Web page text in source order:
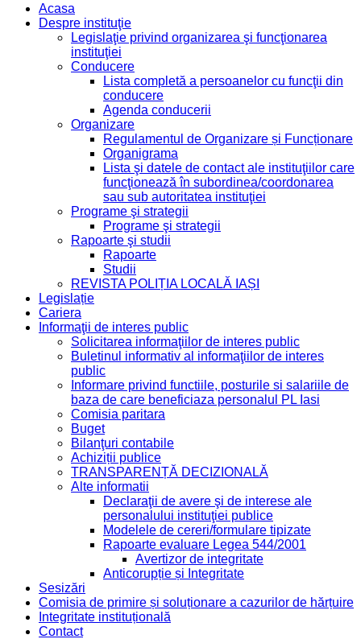
Acasa
Despre instituţie
Legislaţie privind organizarea şi funcţionarea
instituţiei
Conducere
Lista completă a persoanelor cu funcţii din
conducere
Agenda conducerii
Organizare
Regulamentul de Organizare și Funcționare
Organigrama
Lista şi datele de contact ale instituţiilor care
funcţionează în subordinea/coordonarea
sau sub autoritatea instituţiei
Programe şi strategii
Programe şi strategii
Rapoarte şi studii
Rapoarte
Studii
REVISTA POLIȚIA LOCALĂ IAȘI
Legislație
Cariera
Informaţii de interes public
Solicitarea informaţiilor de interes public
Buletinul informativ al informaţiilor de interes
public
Informare privind functiile, posturile si salariile de
baza de care beneficiaza personalul PL Iasi
Comisia paritara
Buget
Bilanţuri contabile
Achiziții publice
TRANSPARENȚĂ DECIZIONALĂ
Alte informatii
Declaraţii de avere şi de interese ale
personalului instituţiei publice
Modelele de cereri/formulare tipizate
Rapoarte evaluare Legea 544/2001
Avertizor de integritate
Anticorupție și Integritate
Sesizări
Comisia de primire și soluționare a cazurilor de hărțuire
Integritate instituțională
Contact